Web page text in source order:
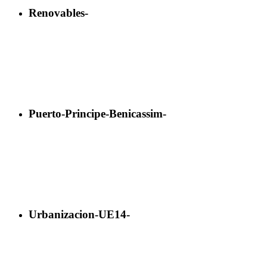
Renovables-
Puerto-Principe-Benicassim-
Urbanizacion-UE14-